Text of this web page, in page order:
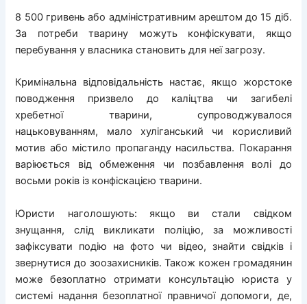
8 500 гривень або адміністративним арештом до 15 діб.
За потреби тварину можуть конфіскувати, якщо
перебування у власника становить для неї загрозу.
Кримінальна відповідальність настає, якщо жорстоке
поводження призвело до каліцтва чи загибелі
хребетної тварини, супроводжувалося
нацьковуванням, мало хуліганський чи корисливий
мотив або містило пропаганду насильства. Покарання
варіюється від обмеження чи позбавлення волі до
восьми років із конфіскацією тварини.
Юристи наголошують: якщо ви стали свідком
знущання, слід викликати поліцію, за можливості
зафіксувати подію на фото чи відео, знайти свідків і
звернутися до зоозахисників. Також кожен громадянин
може безоплатно отримати консультацію юриста у
системі надання безоплатної правничої допомоги, де,